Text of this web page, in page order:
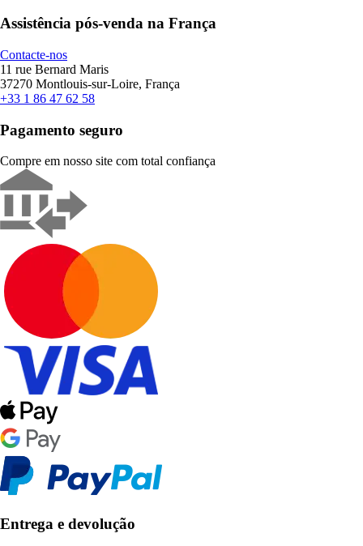
Assistência pós-venda na França
Contacte-nos
11 rue Bernard Maris
37270 Montlouis-sur-Loire, França
+33 1 86 47 62 58
Pagamento seguro
Compre em nosso site com total confiança
Entrega e devolução